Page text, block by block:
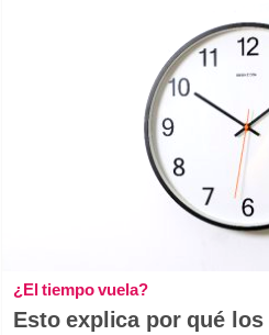
¿El tiempo vuela?
Esto explica por qué